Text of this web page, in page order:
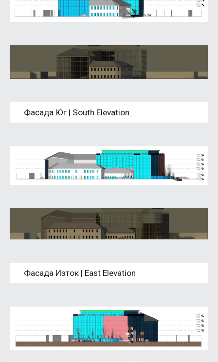
Фасада Юг | South Elevation
Фасада Изток | East Elevation